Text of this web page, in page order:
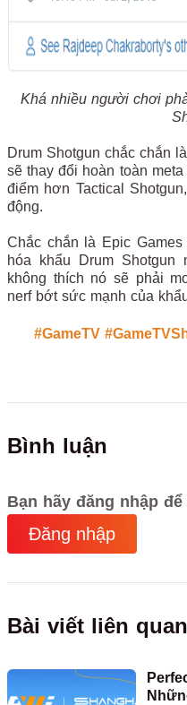
Khá nhiều người chơi
Drum Shotgun chắc chắn
sẽ thay đổi hoàn toàn
điểm hơn Tactical
động.
Chắc chắn là Epic
hóa khẩu Drum
không thích nó sẽ phải
nerf bớt sức mạnh của
#GameTV
Bình luận
Bạn hãy đăng nhập
Đăng nhập
Bài viết liên quan